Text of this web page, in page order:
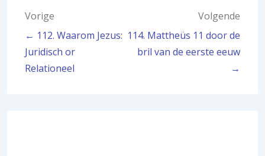
Bericht
navigatie
Vorige
← 112. Waarom Jezus:
Juridisch or
Relationeel
Volgende
114. Mattheüs 11 door de
bril van de eerste eeuw
→